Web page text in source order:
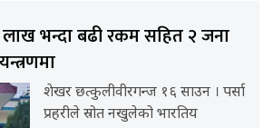
भन्दा बढी रकम सहित २ जना
शेखर छत्कुलीवीरगन्ज १६ साउन । पर्सा
प्रहरीले स्रोत नखुलेको भारतिय